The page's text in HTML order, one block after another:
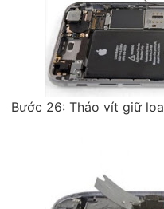
Bước 26: Tháo vít giữ loa